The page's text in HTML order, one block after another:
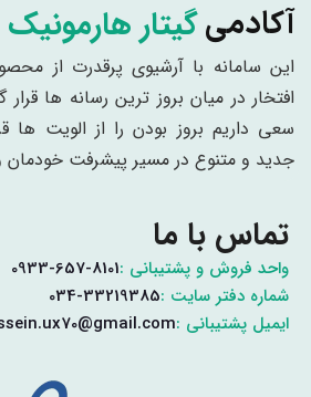
آکادمیگیتار هارمونیک
این سامانه با آرشیوی پرقدرت از
افتخار در میان بروز ترین رسانه ها
سعی داریم بروز بودن را از الویت ها
جدید و متنوع در مسیر پیشرفت خودمان
تماس با ما
واحد فروش و پشتیبانی :0933-657-8101
شماره دفتر سایت :034-33219385
ایمیل پشتیبانی :